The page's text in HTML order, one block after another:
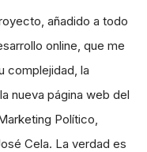
añadido a todo
online, que me
complejidad, la
nueva página web del
Político,
Cela. La verdad es